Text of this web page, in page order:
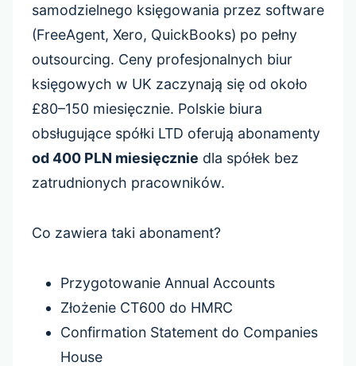
samodzielnego księgowania przez software
(FreeAgent, Xero, QuickBooks) po pełny
outsourcing. Ceny profesjonalnych biur
księgowych w UK zaczynają się od około
£80–150 miesięcznie. Polskie biura
obsługujące spółki LTD oferują abonamenty
od 400 PLN miesięcznie dla spółek bez
zatrudnionych pracowników.
Co zawiera taki abonament?
Przygotowanie Annual Accounts
Złożenie CT600 do HMRC
Confirmation Statement do Companies
House